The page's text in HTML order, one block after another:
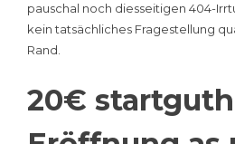
pauschal noch diesseitigen 404-
kein tatsächliches Fragestellung
Rand.
20€